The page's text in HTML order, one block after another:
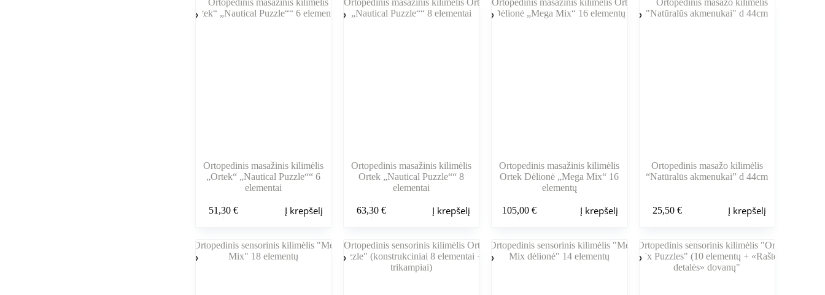
Ortopedinis masažinis kilimėlis
„Ortek“ „Nautical Puzzle““ 6
elementai
51,30€ Į krepšelį
Ortopedinis masažinis kilimėlis
Ortek „Nautical Puzzle““ 8
elementai
63,30 € Į krepšelį
Ortopedinis masažinis kilimėlis
Ortek Dėlionė „Mega Mix“ 16
elementų
105,00 € Į krepšelį
Ortopedinis masažo kilimėlis
“Natūralūs akmenukai” d 44cm
25,50 € Į krepšelį